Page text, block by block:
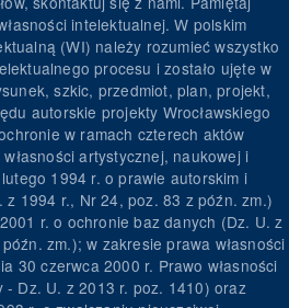
intelektualnej. W polskim
(WI) należy rozumieć wszystko
procesu i zostało ujęte w
szkic, przedmiot, plan, projekt,
autorskie projekty Wrocławskiego
w ramach czterech aktów
artystycznej, naukowej i
1994 r. o prawie autorskim i
1994 r., Nr 24, poz. 83 z późn. zm.)
r. o ochronie baz danych (Dz. U. z
zm.); w zakresie prawa własności
30 czerwca 2000 r. Prawo własności
- Dz. U. z 2013 r. poz. 1410) oraz